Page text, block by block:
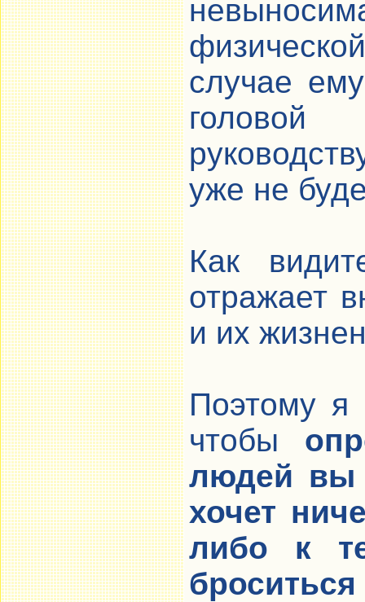
случае
уже не
Как
отражает
и их
Поэтому я
чтобы
людей вы
хочет
либо к